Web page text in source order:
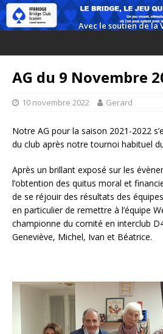
AG du 9 Novembre
10 novembre 2022 Gerard
Notre AG pour la saison 2021-2022
du club après notre tournoi habituel
Après un brillant exposé sur les
l’obtention des quitus moral et
de se réjouir des résultats des
en particulier de remettre à l’équipe
championne du comité en interclub
Geneviève, Michel, Ivan et Béatrice.